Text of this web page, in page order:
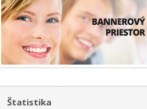
Štatistika